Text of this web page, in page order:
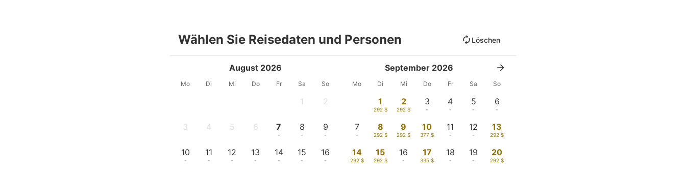
Wählen Sie Reisedaten und Personen Löschen
August 2026
Mo Di Mi Do Fr Sa So
1 2
3 4 5 6 7
-
8
-
9
-
10
-
11
-
12
-
13
-
14
-
15
-
16
-
September 2026
Mo Di Mi Do Fr Sa So
1
292 $
2
292 $
3
-
4
-
5
-
6
-
7
-
8
292 $
9
292 $
10
377 $
11
-
12
-
13
292 $
14
292 $
15
292 $
16
-
17
335 $
18
-
19
-
20
292 $